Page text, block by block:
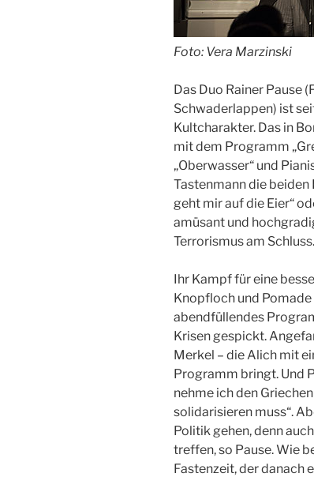
Foto: Vera Marzinski
Das Duo Rainer Pause
Schwaderlappen) ist
Kultcharakter. Das in
mit dem Programm
„Oberwasser“ und
Tastenmann die
geht mir auf die Eier“
amüsant und
Terrorismus am Schluss.
Ihr Kampf für eine
Knopfloch und Pomade
abendfüllendes
Krisen gespickt.
Merkel – die Alich mit
Programm bringt. Und
nehme ich den
solidarisieren muss“.
Politik gehen, denn
treffen, so Pause. Wie
Fastenzeit, der danach